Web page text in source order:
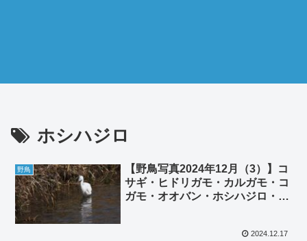
ホシハジロ
野鳥
【野鳥写真2024年12月（3）】コ
サギ・ヒドリガモ・カルガモ・コ
ガモ・オオバン・ホシハジロ・カ
2024.12.17